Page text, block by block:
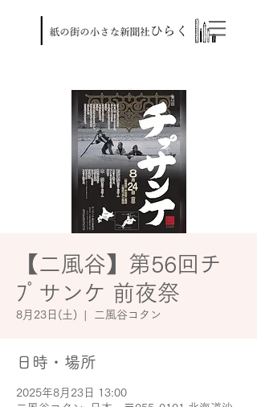
【二風谷】第56回チ
ﾌﾟサンケ 前夜祭
8月23日(土) 二風谷コタン
日時・場所
2025年8月23日 13:00